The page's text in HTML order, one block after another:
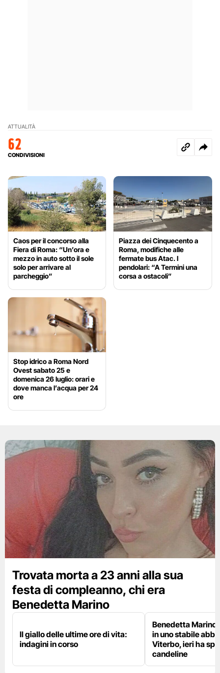
ATTUALITÀ
62
CONDIVISIONI
Caos per il concorso alla
Fiera di Roma: “Un’ora e
mezzo in auto sotto il sole
solo per arrivare al
parcheggio”
Piazza dei Cinquecento a
Roma, modifiche alle
fermate bus Atac. I
pendolari: “A Termini una
corsa a ostacoli”
Stop idrico a Roma Nord
Ovest sabato 25 e
domenica 26 luglio: orari e
dove manca l’acqua per 24
ore
Trovata morta a 23 anni alla sua
festa di compleanno, chi era
Benedetta Marino
Il giallo delle ultime ore di vita:
indagini in corso
Benedetta Marino
in uno stabile
Viterbo, ieri ha
candeline